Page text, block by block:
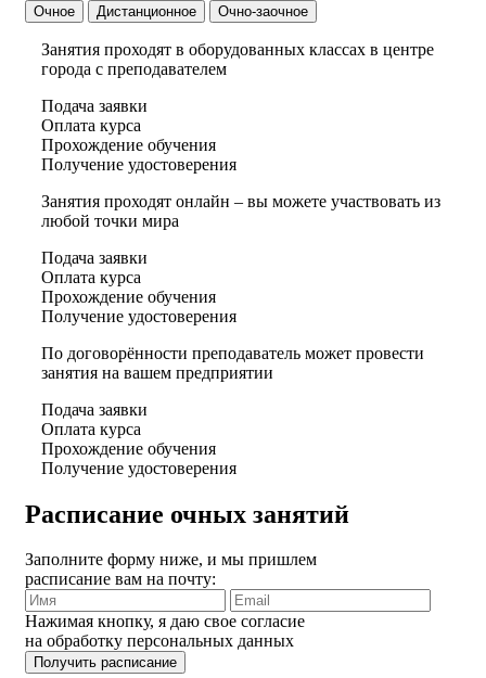
Очное Дистанционное Очно-заочное
Занятия проходят в оборудованных классах в центре
города с преподавателем
Подача заявки
Оплата курса
Прохождение обучения
Получение удостоверения
Занятия проходят онлайн – вы можете участвовать из
любой точки мира
Подача заявки
Оплата курса
Прохождение обучения
Получение удостоверения
По договорённости преподаватель может провести
занятия на вашем предприятии
Подача заявки
Оплата курса
Прохождение обучения
Получение удостоверения
Расписание очных занятий
Заполните форму ниже, и мы пришлем
расписание вам на почту:
Нажимая кнопку, я даю свое согласие
на обработку персональных данных